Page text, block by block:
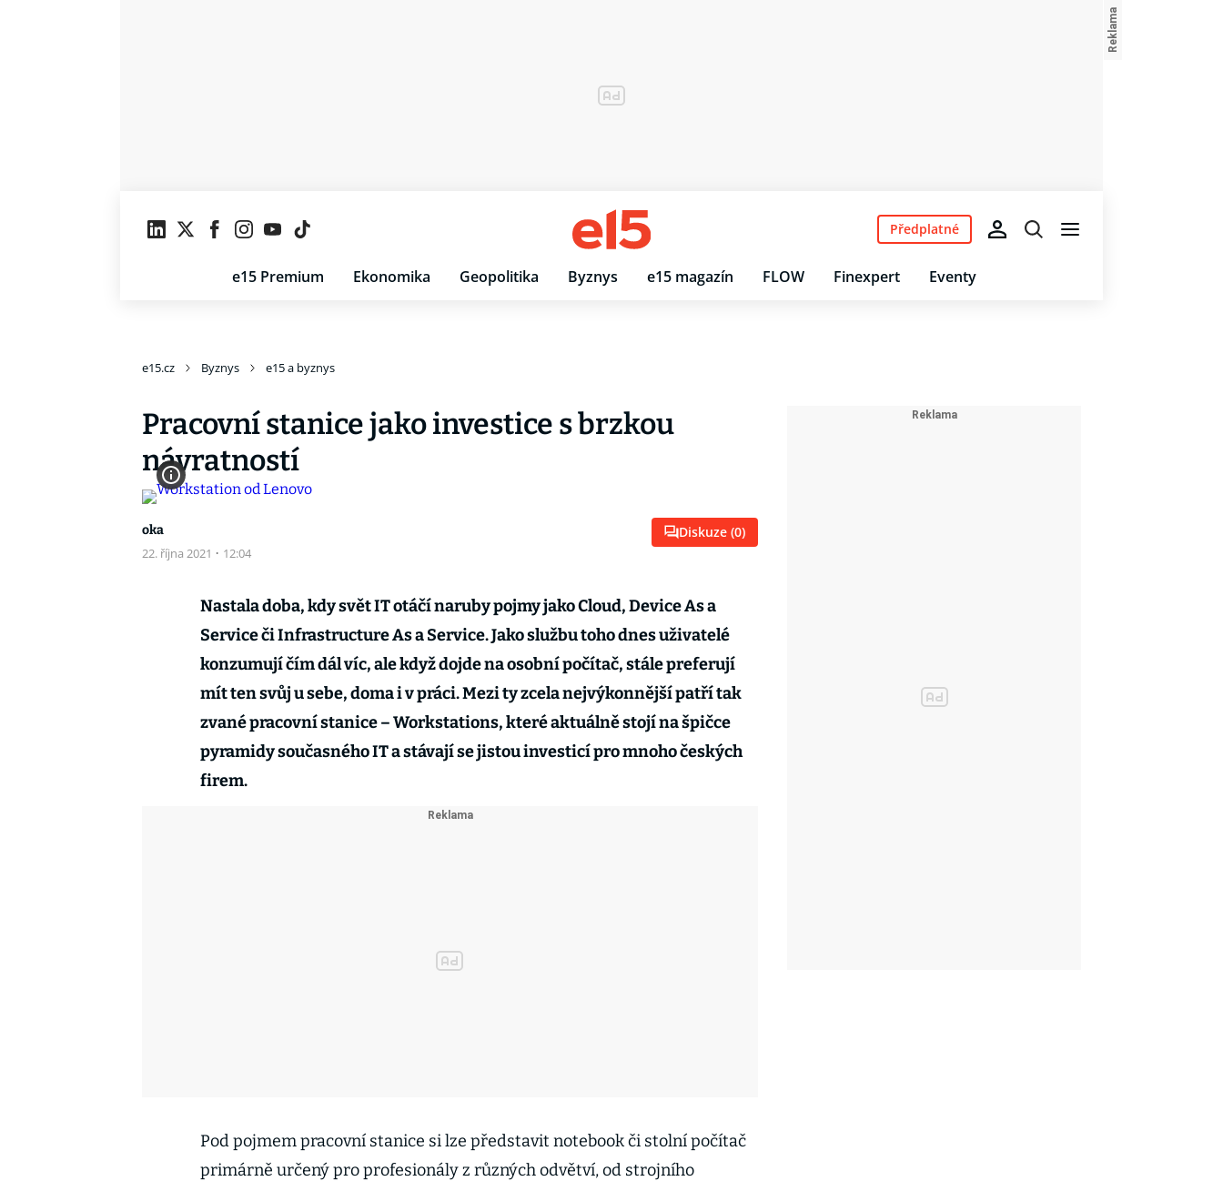
e15 Premium Ekonomika Geopolitika Byznys e15 magazín FLOW Finexpert Eventy
Předplatné
e15.cz Byznys e15 a byznys
Pracovní stanice jako investice s brzkou
návratností
oka
22. října 2021 · 12:04
Diskuze (0)
Nastala doba, kdy svět IT otáčí naruby pojmy jako Cloud, Device As a
Service či Infrastructure As a Service. Jako službu toho dnes uživatelé
konzumují čím dál víc, ale když dojde na osobní počítač, stále preferují
mít ten svůj u sebe, doma i v práci. Mezi ty zcela nejvýkonnější patří tak
zvané pracovní stanice – Workstations, které aktuálně stojí na špičce
pyramidy současného IT a stávají se jistou investicí pro mnoho českých
firem.
Pod pojmem pracovní stanice si lze představit notebook či stolní počítač
primárně určený pro profesionály z různých odvětví, od strojního